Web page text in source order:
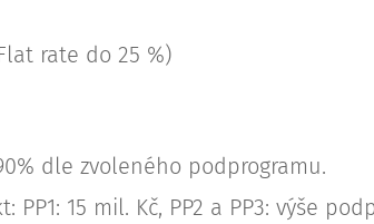
rate do 25 %)
dle zvoleného podprogramu.
15 mil. Kč, PP2 a PP3: výše